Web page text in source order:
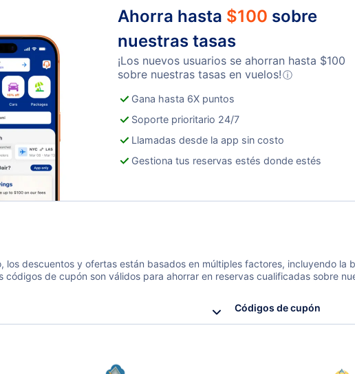
Ahorra hasta $100 sobre
nuestras tasas
¡Los nuevos usuarios se ahorran hasta $100
sobre nuestras tasas en vuelos!ⓘ
Gana hasta 6X puntos
Soporte prioritario 24/7
Llamadas desde la app sin costo
Gestiona tus reservas estés donde estés
los descuentos y ofertas están basados en múltiples factores, incluyendo
códigos de cupón son válidos para ahorrar en reservas cualificadas sobre
Códigos de cupón